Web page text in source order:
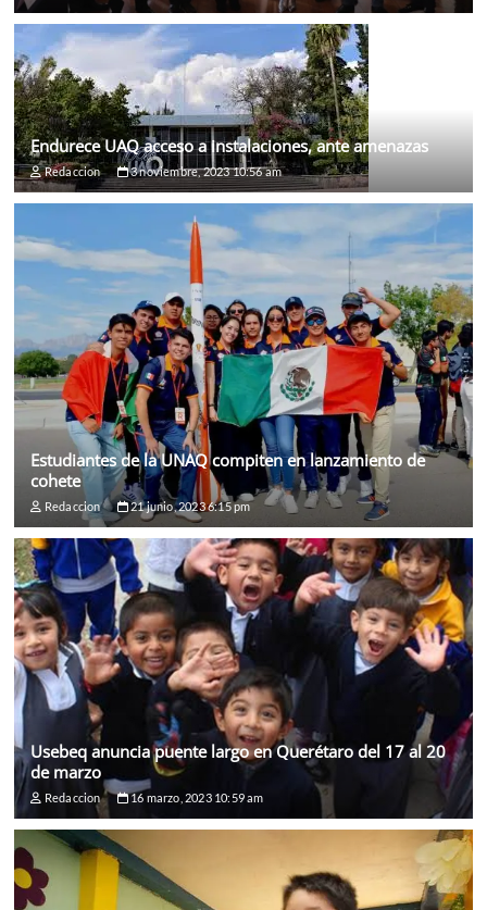
Endurece UAQ acceso a instalaciones, ante amenazas
Redaccion 3 noviembre, 2023 10:56 am
Estudiantes de la UNAQ compiten en lanzamiento de
cohete
Redaccion 21 junio, 2023 6:15 pm
Usebeq anuncia puente largo en Querétaro del 17 al 20
de marzo
Redaccion 16 marzo, 2023 10:59 am